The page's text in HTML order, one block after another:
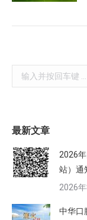
Search:
最新文章
2026
站）通
2026
中华口